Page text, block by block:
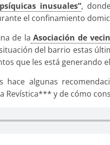
inusuales”,
el confinamiento
de la Asociación de
del barrio estas
que les está generando
hace algunas
Revística*** y de cómo